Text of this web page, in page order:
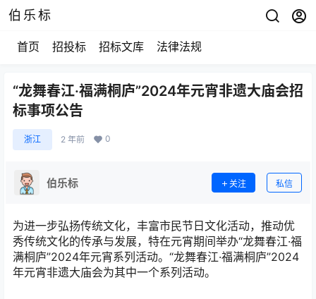
伯乐标
首页 招投标 招标文库 法律法规
“龙舞春江·福满桐庐”2024年元宵非遗大庙会招
标事项公告
浙江 2 年前 0
伯乐标 关注 私信
为进一步弘扬传统文化，丰富市民节日文化活动，推动优
秀传统文化的传承与发展，特在元宵期间举办“龙舞春江·福
满桐庐”2024年元宵系列活动。“龙舞春江·福满桐庐”2024
年元宵非遗大庙会为其中一个系列活动。